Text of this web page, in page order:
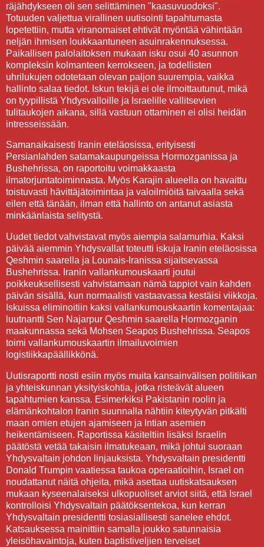
räjähdykseen oli sen selittäminen "kaasuvuodoksi".
Totuuden valjettua virallinen uutisointi tapahtumasta
lopetettiin, mutta viranomaiset ehtivät myöntää vähintään
neljän ihmisen loukkaantuneen asuinrakennuksessa.
Paikallisen palolaitoksen mukaan isku osui 40 asunnon
kompleksin kolmanteen kerrokseen, ja todellisten
uhrilukujen odotetaan olevan paljon suurempia, vaikka
hallinto salaa tiedot. Iskun tekijä ei ole ilmoittautunut, mikä
on tyypillistä Yhdysvalloille ja Israelille vallitsevien
tulitaukojen aikana, sillä vastuun ottaminen ei olisi heidän
intresseissään.
Samanaikaisesti Iranin eteläosissa, erityisesti
Persianlahden satamakaupungeissa Hormozganissa ja
Bushehrissa, on raportoitu voimakkaasta
ilmatorjuntatoiminnasta. Myös Karajin alueella on havaittu
toistuvasti hävittäjätoimintaa ja valoilmiöitä taivaalla sekä
eilen että tänään, ilman että hallinto on antanut asiasta
minkäänlaista selitystä.
Uudet tiedot vahvistavat myös aiempia salamurhia. Kaksi
päivää aiemmin Yhdysvallat toteutti iskuja Iranin eteläosissa
Qeshmin saarella ja Lounais-Iranissa sijaitsevassa
Bushehrissa. Iranin vallankumouskaarti joutui
poikkeuksellisesti vahvistamaan nämä tappiot vain kahden
päivän sisällä, kun normaalisti vastaavassa kestäisi viikkoja.
Iskuissa eliminoitiin kaksi vallankumouskaartin komentajaa:
luutnantti Sen Najarpur Qeshmin saarella Hormozganin
maakunnassa sekä Mohsen Seapos Bushehrissa. Seapos
toimi vallankumouskaartin ilmailuvoimien
logistiikkapäällikkönä.
Uutisraportti nosti esiin myös muita kansainvälisen politiikan
ja yhteiskunnan yksityiskohtia, jotka risteävät alueen
tapahtumien kanssa. Esimerkiksi Pakistanin roolin ja
elämänkohtalon Iranin suunnalla nähtiin kiteytyvän pitkälti
maan omien etujen ajamiseen ja Intian asemien
heikentämiseen. Raportissa käsiteltiin lisäksi Israelin
päätöstä vetää takaisin ilmatukeaan, mikä johtui suoraan
Yhdysvaltain johdon linjauksista. Yhdysvaltain presidentti
Donald Trumpin vaatiessa taukoa operaatioihin, Israel on
noudattanut näitä ohjeita, mikä asettaa uutiskatsauksen
mukaan kyseenalaiseksi ulkopuoliset arviot siitä, että Israel
kontrolloisi Yhdysvaltain päätöksentekoa, kun kerran
Yhdysvaltain presidentti tosiasiallisesti sanelee ehdot.
Katsauksessa mainittiin samalla joukko satunnaisia
yleisöhavaintoja, kuten baptistiveljien terveiset